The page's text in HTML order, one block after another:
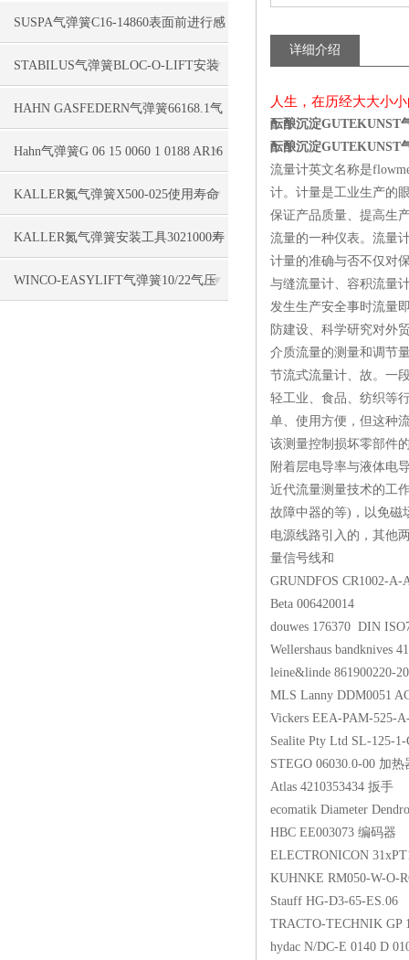
27691 300N享耐用
SUSPA气弹簧C16-14860表面前进行感
应淬火
STABILUS气弹簧BLOC-O-LIFT安装
所需空间小
HAHN GASFEDERN气弹簧66168.1气
缸运用
Hahn气弹簧G 06 15 0060 1 0188 AR16
AR16 00060N /5, 28-227CM
KALLER氮气弹簧X500-025使用寿命
长
KALLER氮气弹簧安装工具3021000寿
命长
WINCO-EASYLIFT气弹簧10/22气压
详细介绍
人生，在历经大大小
酝酿沉淀GUTEKUNST
酝酿沉淀GUTEKUNST
流量计英文名称是
计。计量是工业生产的
保证产品质量、提高生
流量的一种仪表。流量
计量的准确与否不仅对
与缝流量计、容积流量
发生生产安全事时流量
防建设、科学研究对外
介质流量的测量和调节
节流式流量计、故。一
轻工业、食品、纺织等
单、使用方便，但这种
该测量控制损坏零部件
附着层电导率与液体电
近代流量测量技术的工
故障中器的等)，以免磁
电源线路引入的，其他
量信号线和
GRUNDFOS
Beta 006420014
douwes 176370 DIN
Wellershaus
leine&linde
MLS Lanny
Vickers EEA-PAM-
Sealite Pty Ltd SL-
STEGO 06030.0-
Atlas 4210353434
ecomatik Diameter
HBC EE003073
ELECTRONICON
KUHNKE RM050-W-
Stauff HG-D3-65-
TRACTO-TECHNIK
hydac N/DC-E 0140